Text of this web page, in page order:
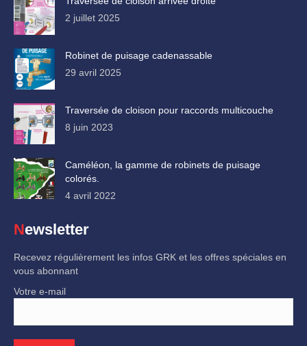
2 juillet 2025
Robinet de puisage cadenassable
29 avril 2025
Traversée de cloison pour raccords multicouche
8 juin 2023
Caméléon, la gamme de robinets de puisage
colorés.
4 avril 2022
Newsletter
Recevez régulièrement les infos GRK et les offres spéciales en
vous abonnant
Votre e-mail